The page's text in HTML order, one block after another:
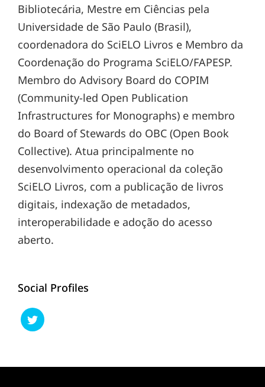
Bibliotecária, Mestre em Ciências pela
Universidade de São Paulo (Brasil),
coordenadora do SciELO Livros e Membro da
Coordenação do Programa SciELO/FAPESP.
Membro do Advisory Board do COPIM
(Community-led Open Publication
Infrastructures for Monographs) e membro
do Board of Stewards do OBC (Open Book
Collective). Atua principalmente no
desenvolvimento operacional da coleção
SciELO Livros, com a publicação de livros
digitais, indexação de metadados,
interoperabilidade e adoção do acesso
aberto.
Social Profiles